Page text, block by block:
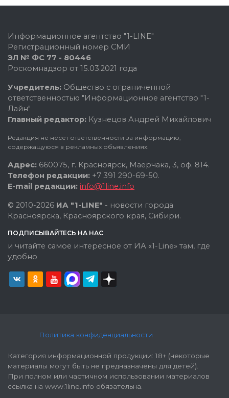
Информационное агентство "1-LINE"
Регистрационный номер СМИ
ЭЛ № ФС 77 - 80446
Роскомнадзор от 15.03.2021 года
Учредитель: Общество с ограниченной
ответственностью "Информационное агентство "1-
Лайн"
Главный редактор: Кузнецов Андрей Михайлович
Редакция не несет ответственности за информацию,
содержащуюся в рекламных объявлениях.
Адрес: 660075, г. Красноярск, Маерчака, 3, оф. 814.
Телефон редакции: +7 391 290-69-50.
E-mail редакции: info@1line.info
© 2010-2026 ИА "1-LINE" - новости города
Красноярска, Красноярского края, Сибири.
ПОДПИСЫВАЙТЕСЬ НА НАС
и читайте самое интересное от ИА «1-Line» там, где
удобно
Политика конфиденциальности
Категория информационной продукции: 18+ (некоторые
материалы могут быть не предназначены для детей).
При полном или частичном использовании материалов
ссылка на www.1line.info обязательна.